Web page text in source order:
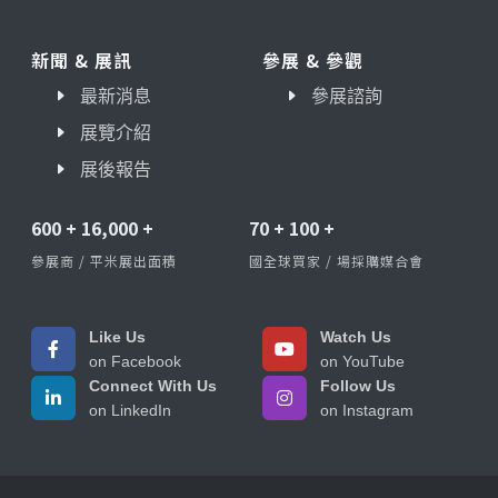
新聞 & 展訊
最新消息
展覽介紹
展後報告
參展 & 參觀
參展諮詢
600 + 16,000 +
參展商 / 平米展出面積
70 + 100 +
國全球買家 / 場採購媒合會
Like Us
on Facebook
Watch Us
on YouTube
Connect With Us
on LinkedIn
Follow Us
on Instagram